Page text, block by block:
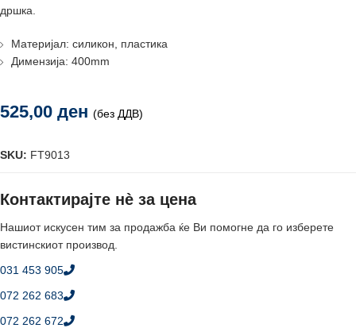
дршка.
Материјал: силикон, пластика
Димензија: 400mm
525,00 ден (без ДДВ)
SKU: FT9013
Контактирајте нè за цена
Нашиот искусен тим за продажба ќе Ви помогне да го изберете
вистинскиот производ.
031 453 905
072 262 683
072 262 672